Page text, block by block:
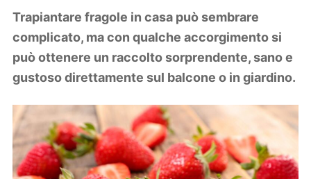
Piante e fiori
Lifestyle
Viaggi
Zodiaco
Trapiantare fragole in casa può sembrare
complicato, ma con qualche accorgimento si
può ottenere un raccolto sorprendente, sano e
gustoso direttamente sul balcone o in giardino.